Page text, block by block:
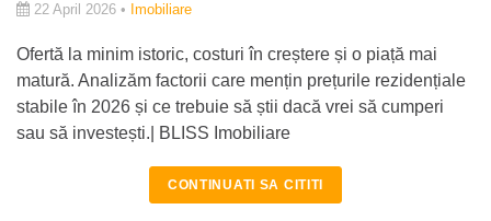
22 April 2026 • Imobiliare
Ofertă la minim istoric, costuri în creștere și o piață mai
matură. Analizăm factorii care mențin prețurile rezidențiale
stabile în 2026 și ce trebuie să știi dacă vrei să cumperi
sau să investești.| BLISS Imobiliare
CONTINUATI SA CITITI